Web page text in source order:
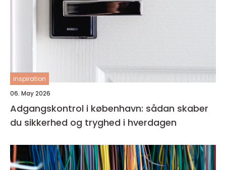
inspiration
06. May 2026
Adgangskontrol i københavn: sådan skaber
du sikkerhed og tryghed i hverdagen